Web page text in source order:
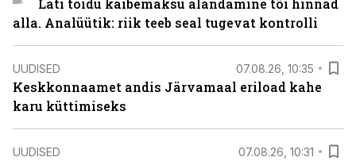
Läti toidu käibemaksu alandamine tõi hinnad
alla. Analüütik: riik teeb seal tugevat kontrolli
UUDISED 07.08.26, 10:35
Keskkonnaamet andis Järvamaal eriload kahe
karu küttimiseks
UUDISED 07.08.26, 10:31